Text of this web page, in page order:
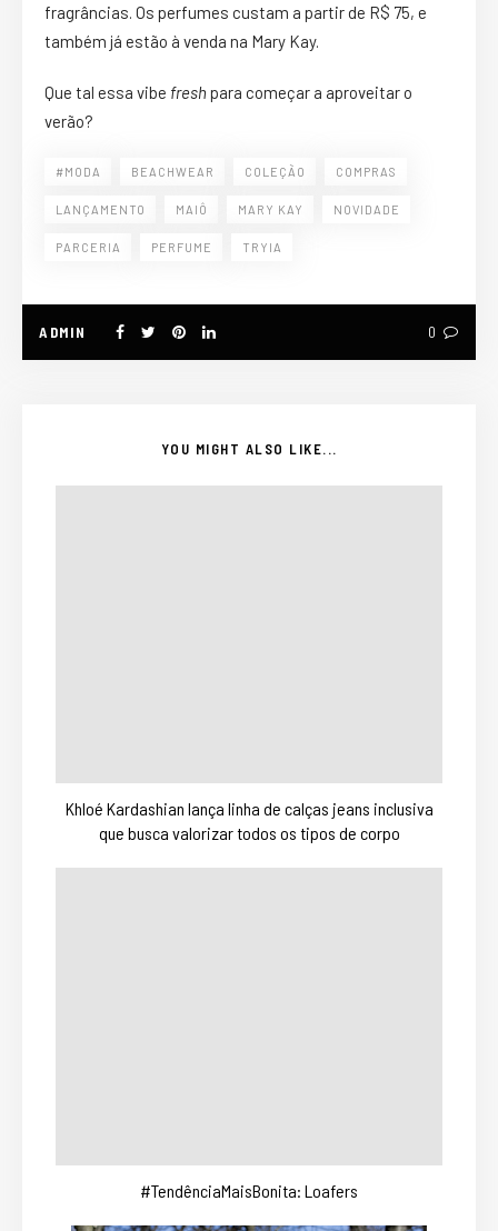
fragrâncias. Os perfumes custam a partir de R$ 75, e
também já estão à venda na Mary Kay.
Que tal essa vibe fresh para começar a aproveitar o
verão?
#MODA BEACHWEAR COLEÇÃO COMPRAS
LANÇAMENTO MAIÔ MARY KAY NOVIDADE
PARCERIA PERFUME TRYIA
ADMIN 0
YOU MIGHT ALSO LIKE...
Khloé Kardashian lança linha de calças jeans inclusiva
que busca valorizar todos os tipos de corpo
#TendênciaMaisBonita: Loafers